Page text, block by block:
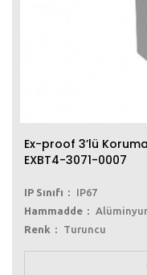
Ex-proof 3’lü
EXBT4-3071-0007
IP Sınıfı
IP67
Hammadde
Renk
Turuncu